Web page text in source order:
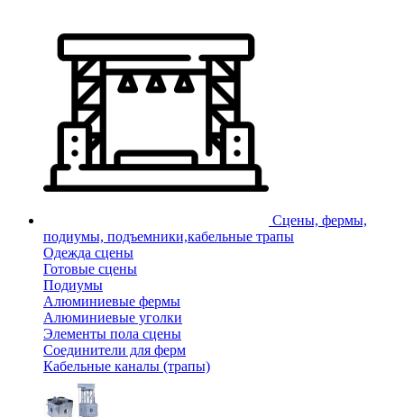
Сцены, фермы,
подиумы, подъемники,кабельные трапы
Одежда сцены
Готовые сцены
Подиумы
Алюминиевые фермы
Алюминиевые уголки
Элементы пола сцены
Соединители для ферм
Кабельные каналы (трапы)